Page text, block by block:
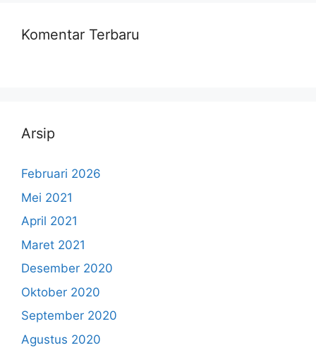
Komentar Terbaru
Arsip
Februari 2026
Mei 2021
April 2021
Maret 2021
Desember 2020
Oktober 2020
September 2020
Agustus 2020